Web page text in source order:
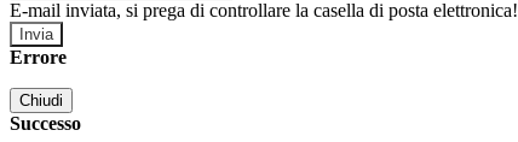
E-mail inviata, si prega di controllare la casella di posta elettronica!
Errore
Chiudi
Successo